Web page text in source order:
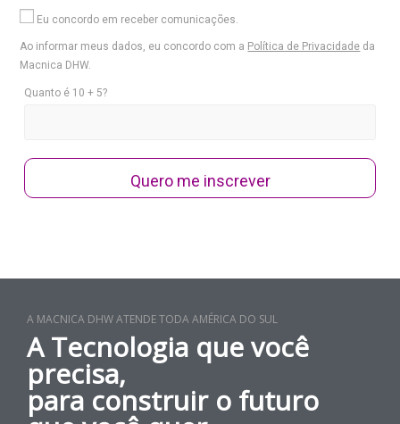
Eu concordo em receber comunicações.
Ao informar meus dados, eu concordo com a Política de Privacidade da
Macnica DHW.
Quanto é 10 + 5?
Quero me inscrever
A MACNICA DHW ATENDE TODA AMÉRICA DO SUL
A Tecnologia que você
precisa,
para construir o futuro